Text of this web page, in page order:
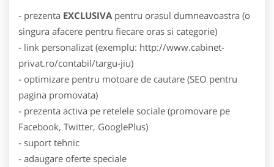
- prezenta EXCLUSIVA pentru orasul dumneavoastra (o
singura afacere pentru fiecare oras si categorie)
- link personalizat (exemplu: http://www.cabinet-
privat.ro/contabil/targu-jiu)
- optimizare pentru motoare de cautare (SEO pentru
pagina promovata)
- prezenta activa pe retelele sociale (promovare pe
Facebook, Twitter, GooglePlus)
- suport tehnic
- adaugare oferte speciale